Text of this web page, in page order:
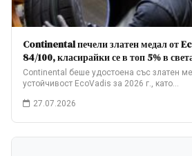
Continental печели златен медал от
84/100, класирайки се в топ 5% в
Continental беше удостоена със златен
устойчивост EcoVadis за 2026 г., като…
27.07.2026